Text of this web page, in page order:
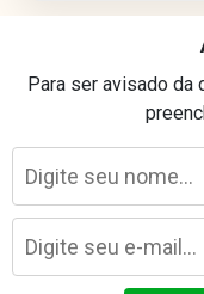
Para ser avisado
exclusivos para
Avenida Marechal
©2026